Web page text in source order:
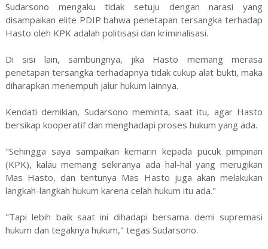
Sudarsono mengaku tidak setuju dengan narasi yang
disampaikan elite PDIP bahwa penetapan tersangka terhadap
Hasto oleh KPK adalah politisasi dan kriminalisasi.
Di sisi lain, sambungnya, jika Hasto memang merasa
penetapan tersangka terhadapnya tidak cukup alat bukti, maka
diharapkan menempuh jalur hukum lainnya.
Kendati demikian, Sudarsono meminta, saat itu, agar Hasto
bersikap kooperatif dan menghadapi proses hukum yang ada.
"Sehingga saya sampaikan kemarin kepada pucuk pimpinan
(KPK), kalau memang sekiranya ada hal-hal yang merugikan
Mas Hasto, dan tentunya Mas Hasto juga akan melakukan
langkah-langkah hukum karena celah hukum itu ada."
"Tapi lebih baik saat ini dihadapi bersama demi supremasi
hukum dan tegaknya hukum," tegas Sudarsono.